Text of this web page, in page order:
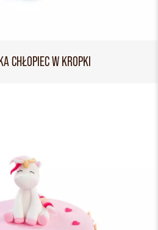
CHŁOPIEC W KROPKI